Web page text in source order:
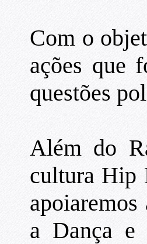
Com o
ações que
questões
Além do
cultura Hip
a Dança e